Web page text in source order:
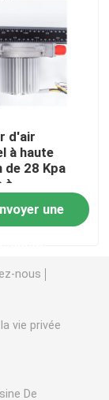
d'air
à haute
de 28 Kpa
à
de 10 kW
une
nous
vie privée
De